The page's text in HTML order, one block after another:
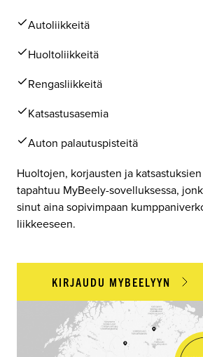
Autoliikkeitä
Huoltoliikkeitä
Rengasliikkeitä
Katsastusasemia
Auton palautuspisteitä
Huoltojen, korjausten ja
tapahtuu MyBeely-sovelluksessa,
sinut aina sopivimpaan
liikkeeseen.
KIRJAUDU MYBEELYYN